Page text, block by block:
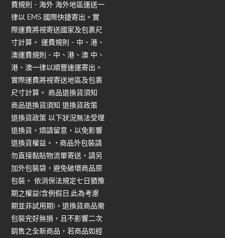
費規則 - 海外 海外地區運送一
律以 EMS 國際快捷寄出。實
際運費將視寄送國家及包裹尺
寸計算。 運費規則 - 中、港、
澳運費規則 - 中、港、澳 中、
港、澳一律以順豐速運寄出。
實際運費將視寄送地區及包裹
尺寸計算。 商品退換貨須知
商品退換貨須知 退換貨政策
退換貨政策 以下狀況無法受理
退換貨，煩請留意，以免影響
退換貨權益。 • 商品外包裝請
勿直接黏貼物流單寄送，請另
加外包裝袋，避免破壞商品原
包裝。 依消保法規定七日猶豫
期之權益(含例假日,此為考慮
期並非試用期)，退換貨商品需
包裝完好無損，且不影響二次
銷售之全新商品，若商品如經